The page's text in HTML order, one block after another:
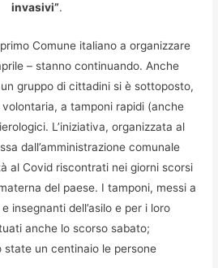
invasivi”.
Comune italiano a organizzare
– stanno continuando. Anche
gruppo di cittadini si è sottoposto,
a tamponi rapidi (anche
L’iniziativa, organizzata al
dall’amministrazione comunale
al Covid riscontrati nei giorni scorsi
del paese. I tamponi, messi a
insegnanti dell’asilo e per i loro
anche lo scorso sabato;
state un centinaio le persone